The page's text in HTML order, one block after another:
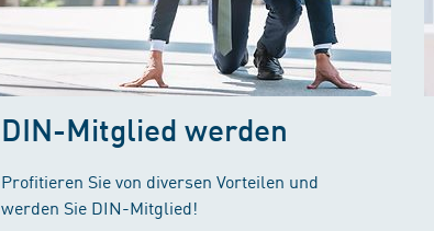
DIN-Mitglied werden
Profitieren Sie von diversen Vorteilen und
werden Sie DIN-Mitglied!